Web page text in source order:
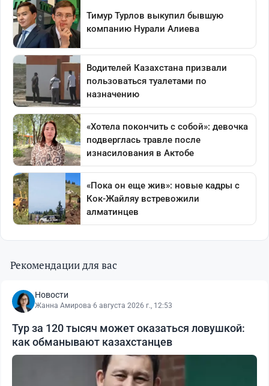
Рекомендации для вас
Новости
Жанна Амирова·6 августа 2026 г., 12:53
Тур за 120 тысяч может оказаться ловушкой:
как обманывают казахстанцев